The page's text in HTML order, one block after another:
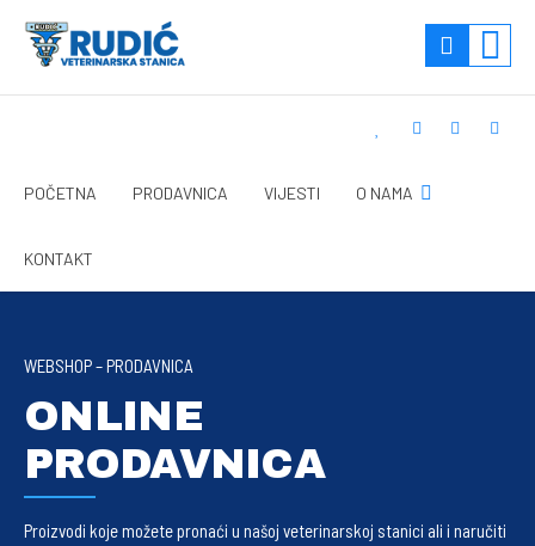
POČETNA PRODAVNICA VIJESTI O NAMA
KONTAKT
WEBSHOP – PRODAVNICA
ONLINE
PRODAVNICA
Proizvodi koje možete pronaći u našoj veterinarskoj stanici ali i naručiti